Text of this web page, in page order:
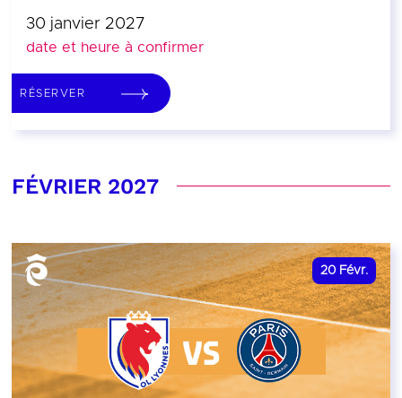
30 janvier 2027
date et heure à confirmer
RÉSERVER
FÉVRIER 2027
20 Févr.